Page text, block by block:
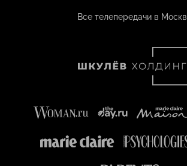
Все телепередачи в